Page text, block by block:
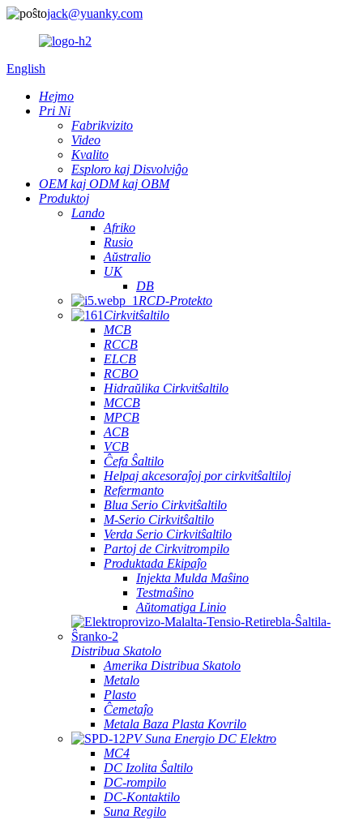
jack@yuanky.com
English
Hejmo
Pri Ni
Fabrikvizito
Video
Kvalito
Esploro kaj Disvolviĝo
OEM kaj ODM kaj OBM
Produktoj
Lando
Afriko
Rusio
Aŭstralio
UK
DB
RCD-Protekto
Cirkvitŝaltilo
MCB
RCCB
ELCB
RCBO
Hidraŭlika Cirkvitŝaltilo
MCCB
MPCB
ACB
VCB
Ĉefa Ŝaltilo
Helpaj akcesoraĵoj por cirkvitŝaltiloj
Refermanto
Blua Serio Cirkvitŝaltilo
M-Serio Cirkvitŝaltilo
Verda Serio Cirkvitŝaltilo
Partoj de Cirkvitrompilo
Produktada Ekipaĵo
Injekta Mulda Maŝino
Testmaŝino
Aŭtomatiga Linio
Distribua Skatolo
Amerika Distribua Skatolo
Metalo
Plasto
Ĉemetaĵo
Metala Baza Plasta Kovrilo
PV Suna Energio DC Elektro
MC4
DC Izolita Ŝaltilo
DC-rompilo
DC-Kontaktilo
Suna Regilo